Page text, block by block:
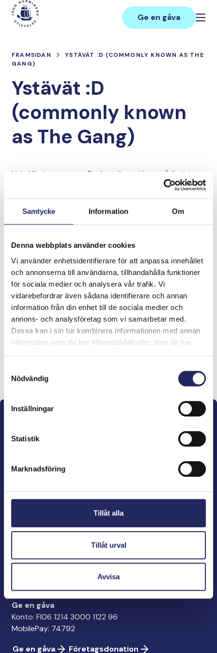
Samtycke Information Om
Denna webbplats använder cookies
Vi använder enhetsidentifierare för att anpassa innehållet
och annonserna till användarna, tillhandahålla funktioner
för sociala medier och analysera vår trafik. Vi
vidarebefordrar även sådana identifierare och annan
information från din enhet till de sociala medier och
annons- och analysföretag som vi samarbetar med.
Dessa kan i sin tur kombinera informationen med annan
information som du har tillhandahållit eller som de har
Nödvändig
Inställningar
Statistik
Marknadsföring
Tillåt alla
Tillåt urval
Avvisa
Hoppa
innehåll
Main
Ge en gåva
FRAMSIDAN
YSTÄVÄT :D (COMMONLY KNOWN AS THE
GANG)
Ystävät :D
(commonly known
as The Gang)
Vain Hilarius puuttuu. Puuhanalle otti kuvan (siksi ei
Lahjoita ja liity tähän tiimiin
0 €
Tiimille tehdyt
lahjoitukset
John Nurminens Stiftelse är Östersjöns beskyddare,
kulturens väktare och utgivare av marin litteratur.
John Nurminens Stiftelse
info@jnfoundation.fi
Ge en gåva
Konto: FI06 1214 3000 1122 96
MobilePay: 74792
Ge en gåva
Företagsdonation